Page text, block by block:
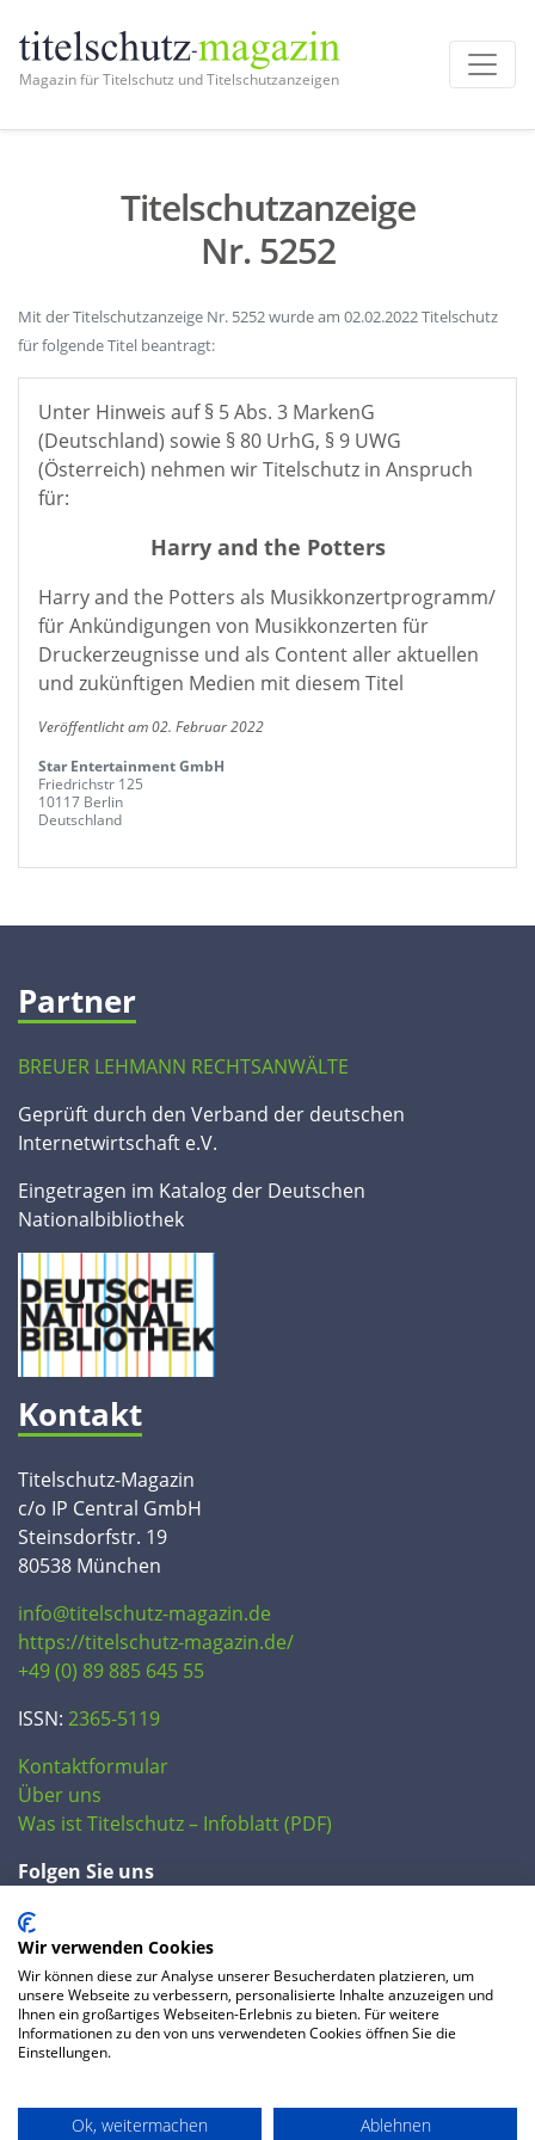
Magazin für Titelschutz und Titelschutzanzeigen
Titelschutzanzeige
Nr. 5252
Mit der Titelschutzanzeige Nr. 5252 wurde am 02.02.2022 Titelschutz
für folgende Titel beantragt:
Unter Hinweis auf § 5 Abs. 3 MarkenG
(Deutschland) sowie § 80 UrhG, § 9 UWG
(Österreich) nehmen wir Titelschutz in Anspruch
für:
Harry and the Potters
Harry and the Potters als Musikkonzertprogramm/
für Ankündigungen von Musikkonzerten für
Druckerzeugnisse und als Content aller aktuellen
und zukünftigen Medien mit diesem Titel
Veröffentlicht am 02. Februar 2022
Star Entertainment GmbH
Friedrichstr 125
10117 Berlin
Deutschland
Partner
BREUER LEHMANN RECHTSANWÄLTE
Geprüft durch den Verband der deutschen
Internetwirtschaft e.V.
Eingetragen im Katalog der Deutschen
Nationalbibliothek
Kontakt
Titelschutz-Magazin
c/o IP Central GmbH
Steinsdorfstr. 19
80538 München
info@titelschutz-magazin.de
https://titelschutz-magazin.de/
+49 (0) 89 885 645 55
ISSN: 2365-5119
Kontaktformular
Über uns
Was ist Titelschutz – Infoblatt (PDF)
Folgen Sie uns
FAQ
Datenschutzerklärung AGB Preise
Wir verwenden Cookies
Wir können diese zur Analyse unserer Besucherdaten platzieren, um
unsere Webseite zu verbessern, personalisierte Inhalte anzuzeigen und
Ihnen ein großartiges Webseiten-Erlebnis zu bieten. Für weitere
Informationen zu den von uns verwendeten Cookies öffnen Sie die
Einstellungen.
Ok, weitermachen Ablehnen